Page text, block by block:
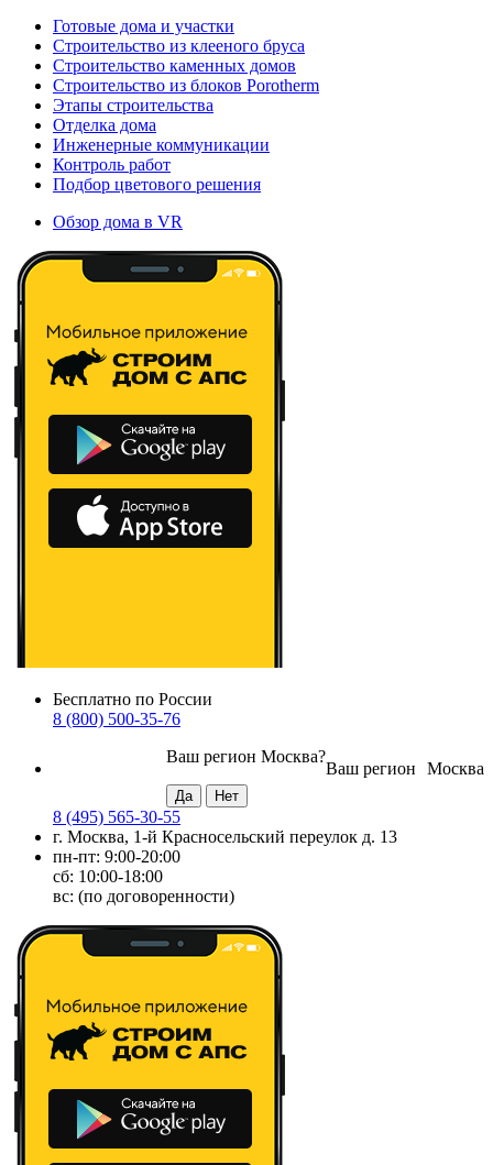
Готовые дома и участки
Строительство из клееного бруса
Строительство каменных домов
Строительство из блоков Porotherm
Этапы строительства
Отделка дома
Инженерные коммуникации
Контроль работ
Подбор цветового решения
Обзор дома в VR
Бесплатно по России
8 (800) 500-35-76
Москва
Ваш регион
Ваш регион Москва?
8 (495) 565-30-55
г. Москва, 1-й Красносельский переулок д. 13
пн-пт: 9:00-20:00
сб: 10:00-18:00
вс: (по договоренности)